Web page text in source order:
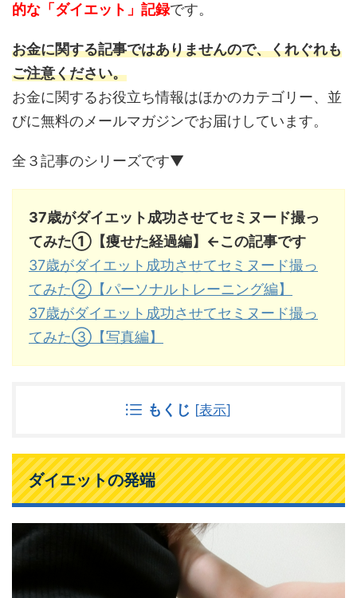
的な「ダイエット」記録です。
お金に関する記事ではありませんので、くれぐれも
ご注意ください。
お金に関するお役立ち情報はほかのカテゴリー、並
びに無料のメールマガジンでお届けしています。
全３記事のシリーズです▼
37歳がダイエット成功させてセミヌード撮っ
てみた①【痩せた経過編】←この記事です
37歳がダイエット成功させてセミヌード撮っ
てみた②【パーソナルトレーニング編】
37歳がダイエット成功させてセミヌード撮っ
てみた③【写真編】
もくじ [表示]
ダイエットの発端